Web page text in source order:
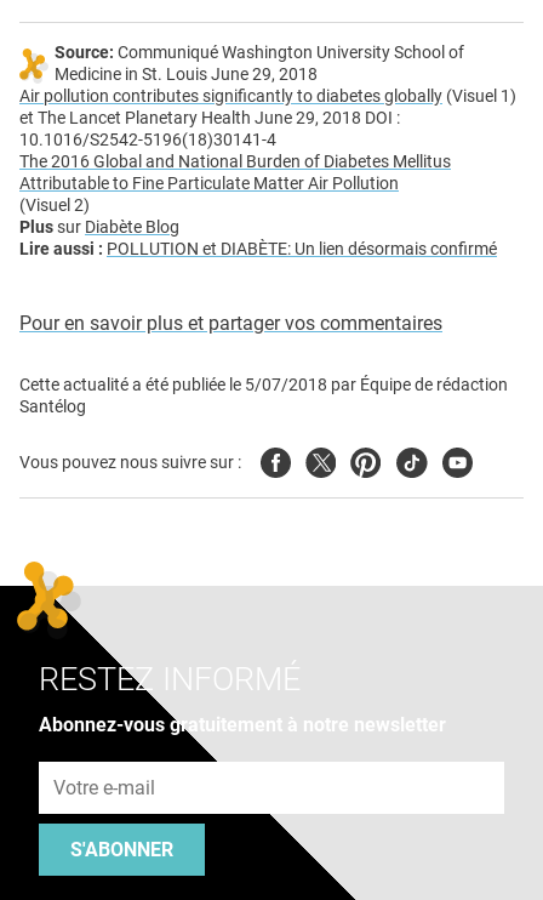
Source: Communiqué Washington University School of
Medicine in St. Louis June 29, 2018
Air pollution contributes significantly to diabetes globally (Visuel 1)
et The Lancet Planetary Health June 29, 2018 DOI :
10.1016/S2542-5196(18)30141-4
The 2016 Global and National Burden of Diabetes Mellitus
Attributable to Fine Particulate Matter Air Pollution
(Visuel 2)
Plussur Diabète Blog
Lire aussi : POLLUTION et DIABÈTE: Un lien désormais confirmé
Pour en savoir plus et partager vos commentaires
Cette actualité a été publiée le 5/07/2018 par Équipe de rédaction
Santélog
Vous pouvez nous suivre sur : FacebookTwitterPinterest
TiktokYoutube
RESTEZ INFORMÉ
Abonnez-vous gratuitement à notre newsletter
S'ABONNER